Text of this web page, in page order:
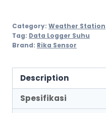
Category: Weather Station
Tag: Data Logger Suhu
Brand: Rika Sensor
Description
Spesifikasi